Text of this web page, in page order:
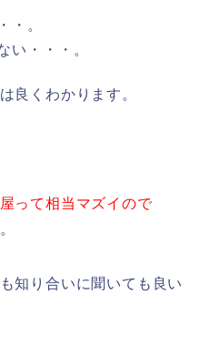
・。
い・・・。
良くわかります。
屋って相当マズイので
知り合いに聞いても良い